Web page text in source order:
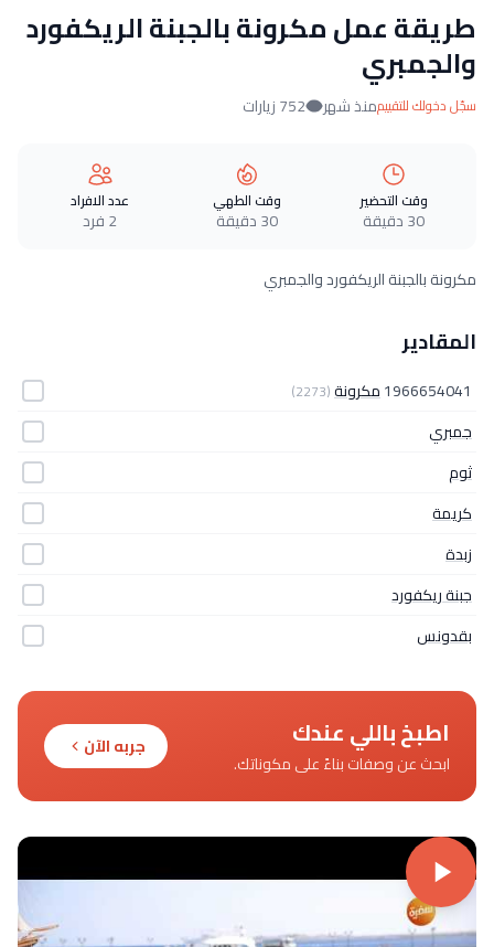
طريقة عمل مكرونة بالجبنة الريكفورد
والجمبري
سجّل دخولك للتقييممنذ شهر 752 زيارات
وقت التحضير
30 دقيقة
وقت الطهي
30 دقيقة
عدد الافراد
2 فرد
مكرونة بالجبنة الريكفورد والجمبري
المقادير
1966654041مكرونة(2273)
جمبري
ثوم
كريمة
زبدة
جبنة ريكفورد
بقدونس
اطبخ باللي عندك
ابحث عن وصفات بناءً على مكوناتك.
جربه الآن